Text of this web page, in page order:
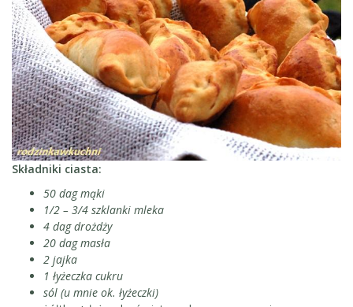
Składniki ciasta:
50 dag mąki
1/2 – 3/4 szklanki mleka
4 dag drożdży
20 dag masła
2 jajka
1 łyżeczka cukru
sól (u mnie ok. łyżeczki)